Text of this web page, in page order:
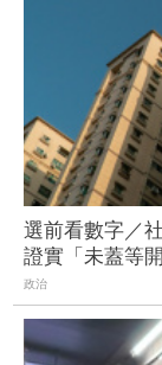
選前看數字／
證實「未蓋等
政治